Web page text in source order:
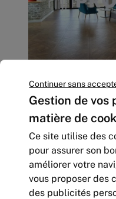
LOCATION -
INDEPENDANT -
345m² | non
60 000
Continuer sans
Gestion de vos
matière de
Ce site utilise des
pour assurer son
améliorer votre
vous proposer des
des publicités